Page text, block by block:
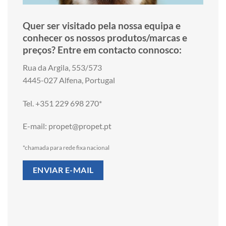
Quer ser visitado pela nossa equipa e
conhecer os nossos produtos/marcas e
preços? Entre em contacto connosco:
Rua da Argila, 553/573
4445-027 Alfena, Portugal
Tel. +351 229 698 270*
E-mail: propet@propet.pt
*chamada para rede fixa nacional
ENVIAR E-MAIL